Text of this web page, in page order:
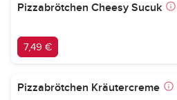
Pizzabrötchen Cheesy Sucuk
7,49 €
Pizzabrötchen Kräutercreme